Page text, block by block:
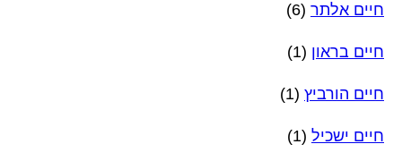
חיים אלתר (6)
חיים בראון (1)
חיים הורביץ (1)
חיים ישכיל (1)